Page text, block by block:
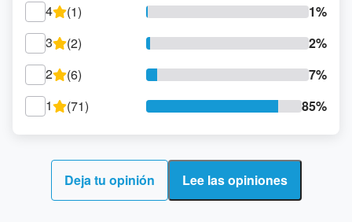
4
(1)
1%
3
(2)
2%
2
(6)
7%
1
(71) 85%
Deja tu opinión Lee las opiniones